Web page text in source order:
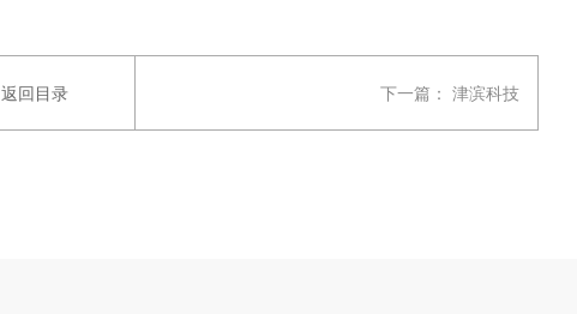
返回目录 下一篇： 津滨科技